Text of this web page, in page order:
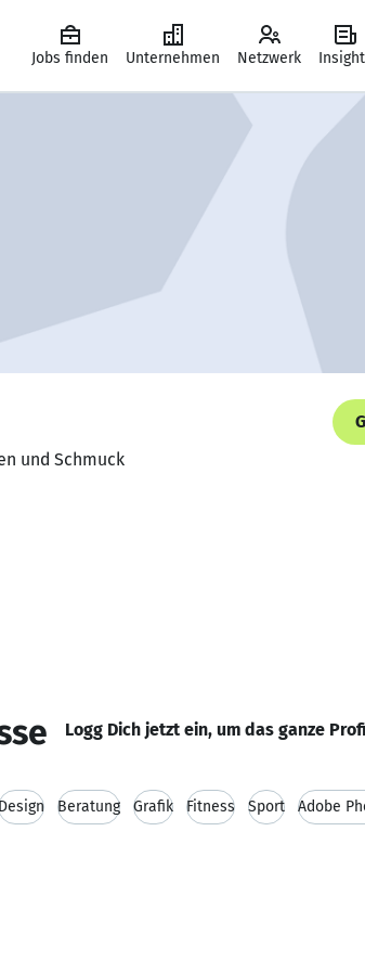
Jobs finden Unternehmen Netzwerk
und Schmuck
Logg Dich jetzt ein, um das ganze
Beratung Grafik Fitness Sport Adobe